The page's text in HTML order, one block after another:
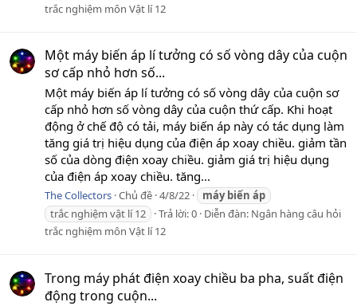
trắc nghiệm môn Vật lí 12
Một máy biến áp lí tưởng có số vòng dây của cuộn
sơ cấp nhỏ hơn số...
Một máy biến áp lí tưởng có số vòng dây của cuộn sơ
cấp nhỏ hơn số vòng dây của cuộn thứ cấp. Khi hoạt
động ở chế độ có tải, máy biến áp này có tác dụng làm
tăng giá trị hiệu dụng của điện áp xoay chiều. giảm tần
số của dòng điện xoay chiều. giảm giá trị hiệu dụng
của điện áp xoay chiều. tăng...
The Collectors Chủ đề 4/8/22 máy biến áp
trắc nghiệm vật lí 12
Trả lời: 0 Diễn đàn: Ngân hàng câu hỏi
trắc nghiệm môn Vật lí 12
Trong máy phát điện xoay chiều ba pha, suất điện
động trong cuộn...